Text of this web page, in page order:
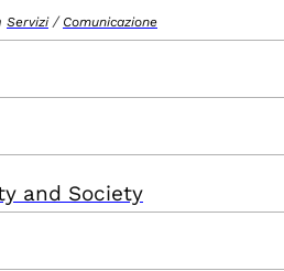
Servizi / Comunicazione
and Society